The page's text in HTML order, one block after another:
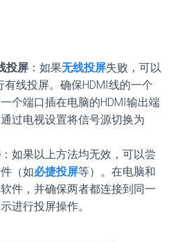
投屏 ：如果无线投屏失败，可以
有线投屏。确保HDMI线的一个
个端口插在电脑的HDMI输出端
过电视设置将信号源切换为
：如果以上方法均无效，可以尝
（如必捷投屏等）。在电脑和
件，并确保两者都连接到同一
进行投屏操作。